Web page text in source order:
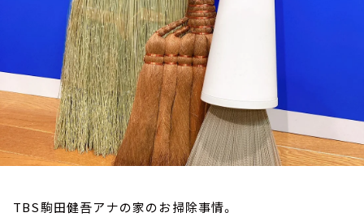
TBS駒田健吾アナの家のお掃除事情。